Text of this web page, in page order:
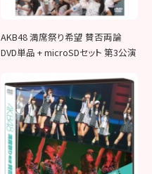
AKB48 満席祭り希望 賛否両論
DVD単品 + microSDセット 第3公演